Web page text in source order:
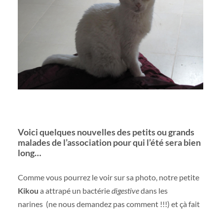
Voici quelques nouvelles des petits ou grands
malades de l’association pour qui l’été sera bien
long…
Comme vous pourrez le voir sur sa photo, notre petite
Kikou a attrapé un bactériedigestivedans les
narines (ne nous demandez pas comment !!!) et çà fait